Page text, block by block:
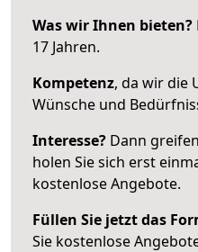
Was wir Ihnen bieten?
17 Jahren.
Kompetenz, da wir die
Wünsche und
Interesse? Dann
holen Sie sich erst
kostenlose Angebote.
Füllen Sie jetzt das
Sie kostenlose